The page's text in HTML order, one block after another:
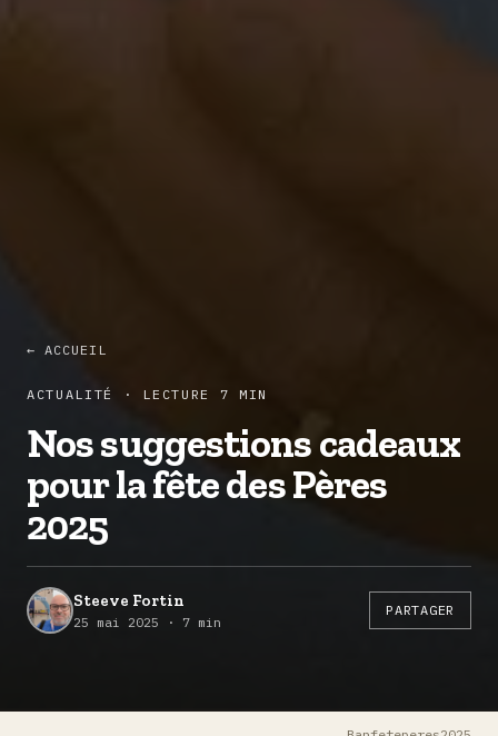
← ACCUEIL
ACTUALITÉ · LECTURE 7 MIN
Nos suggestions cadeaux
pour la fête des Pères
2025
Steeve Fortin
25 mai 2025 · 7 min
PARTAGER